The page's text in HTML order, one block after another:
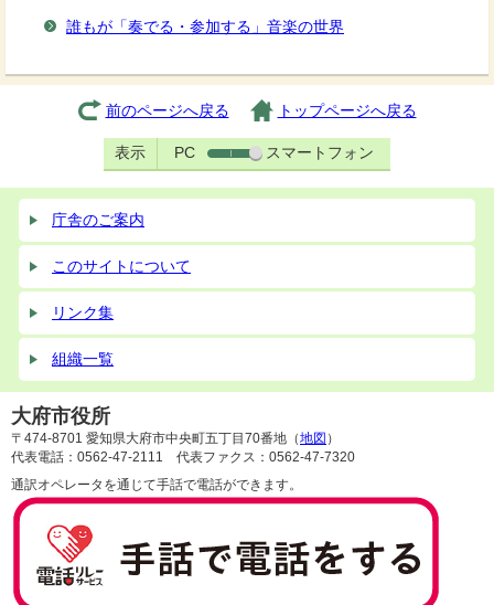
誰もが「奏でる・参加する」音楽の世界
前のページへ戻る トップページへ戻る
表示 PC スマートフォン
庁舎のご案内
このサイトについて
リンク集
組織一覧
大府市役所
〒474-8701 愛知県大府市中央町五丁目70番地（地図 ）
代表電話：0562-47-2111 代表ファクス：0562-47-7320
通訳オペレータを通じて手話で電話ができます。